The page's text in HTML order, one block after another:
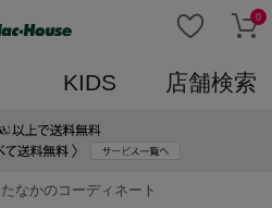
0
KIDS 店舗検索
たなかのコーディネート